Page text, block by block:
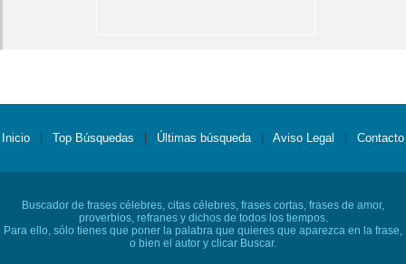
Inicio Top Búsquedas Últimas búsqueda Aviso Legal Contacto
Buscador de frases célebres, citas célebres, frases cortas, frases de amor,
proverbios, refranes y dichos de todos los tiempos.
Para ello, sólo tienes que poner la palabra que quieres que aparezca en la frase,
o bien el autor y clicar Buscar.